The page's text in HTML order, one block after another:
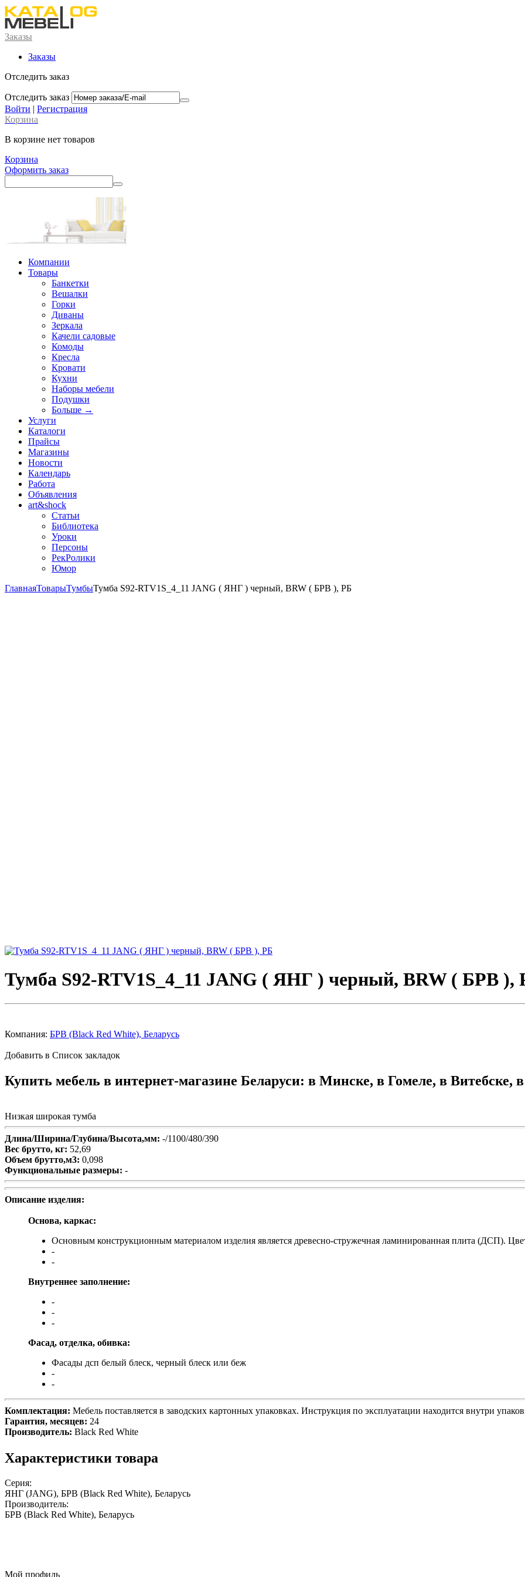
Заказы
Заказы
Отследить заказ
Отследить заказ
Войти | Регистрация
Корзина
В корзине нет товаров
Корзина
Оформить заказ
Компании
Товары
Банкетки
Вешалки
Горки
Диваны
Зеркала
Качели садовые
Комоды
Кресла
Кровати
Кухни
Наборы мебели
Подушки
Больше →
Услуги
Каталоги
Прайсы
Магазины
Новости
Календарь
Работа
Объявления
art&shock
Статьи
Библиотека
Уроки
Персоны
РекРолики
Юмор
ГлавнаяТоварыТумбыТумба S92-RTV1S_4_11 JANG ( ЯНГ ) черный, BRW ( БРВ ), РБ
Тумба S92-RTV1S_4_11 JANG ( ЯНГ ) черный, BRW ( БРВ ),
Компания: БРВ (Black Red White), Беларусь
Добавить в Список закладок
Купить мебель в интернет-магазине Беларуси: в Минске, в Гомеле, в Витебске,
Низкая широкая тумба
Длина/Ширина/Глубина/Высота,мм: -/1100/480/390
Вес брутто, кг: 52,69
Объем брутто,м3: 0,098
Функциональные размеры: -
Описание изделия:
Основа, каркас:
Основным конструкционным материалом изделия является древесно-стружечная ламинированная плита (ДСП).
-
-
Внутреннее заполнение:
-
-
-
Фасад, отделка, обивка:
Фасады дсп белый блеск, черный блеск или беж
-
-
Комплектация: Мебель поставляется в заводских картонных упаковках. Инструкция по эксплуатации находится внутри
Гарантия, месяцев: 24
Производитель: Black Red White
Характеристики товара
Серия:
ЯНГ (JANG), БРВ (Black Red White), Беларусь
Производитель:
БРВ (Black Red White), Беларусь
Мой профиль